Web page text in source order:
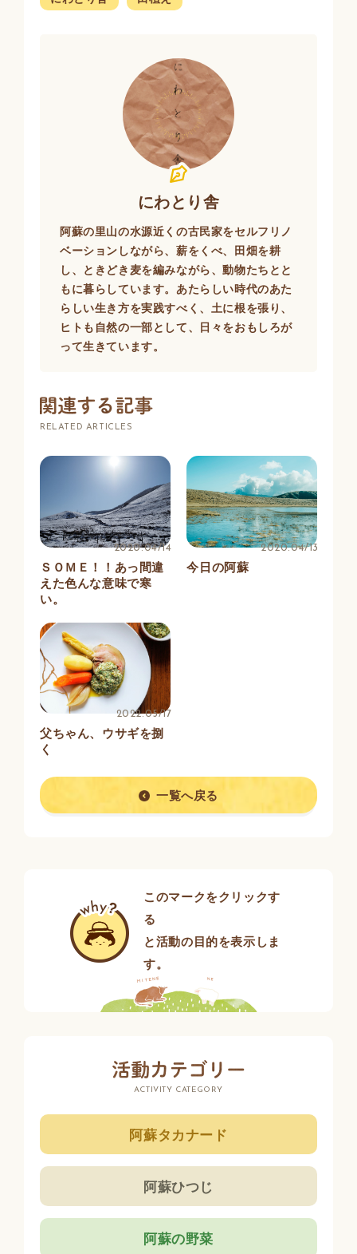
にわとり舎
阿蘇の里山の水源近くの古民家をセルフリノ
ベーションしながら、薪をくべ、田畑を耕
し、ときどき麦を編みながら、動物たちとと
もに暮らしています。あたらしい時代のあた
らしい生き方を実践すべく、土に根を張り、
ヒトも自然の一部として、日々をおもしろが
って生きています。
RELATED ARTICLES
2020.04/14
ＳＯＭＥ！！あっ間違
えた色んな意味で寒
い。
2020.04/13
今日の阿蘇
2022.05/17
父ちゃん、ウサギを捌
く
一覧へ戻る
このマークをクリックす
る
と活動の目的を表示しま
す。
ACTIVITY CATEGORY
阿蘇タカナード
阿蘇ひつじ
阿蘇の野菜